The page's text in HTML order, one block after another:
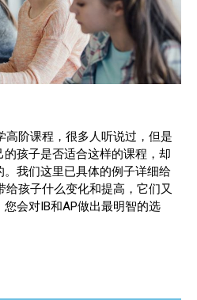
多地产
高阶课程，很多人听说过，但是
孩子是否适合这样的课程，却
我们这里已具体的例子详细给
给孩子什么变化和提高，它们又
会对IB和AP做出最明智的选